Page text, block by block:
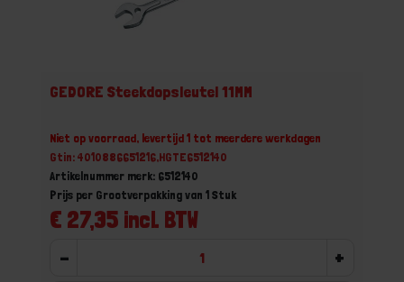
GEDORE Steekdopsleutel 11MM
Niet op voorraad, levertijd 1 tot meerdere werkdagen
Gtin: 4010886651216,HGTE6512140
Artikelnummer merk: 6512140
€ 27,35 incl. BTW
Prijs per Grootverpakking van 1 Stuk
- +